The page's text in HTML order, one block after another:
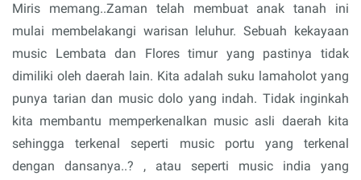
Miris memang..Zaman telah membuat anak tanah ini
mulai membelakangi warisan leluhur. Sebuah kekayaan
music Lembata dan Flores timur yang pastinya tidak
dimiliki oleh daerah lain. Kita adalah suku lamaholot yang
punya tarian dan music dolo yang indah. Tidak inginkah
kita membantu memperkenalkan music asli daerah kita
sehingga terkenal seperti music portu yang terkenal
dengan dansanya..? , atau seperti music india yang